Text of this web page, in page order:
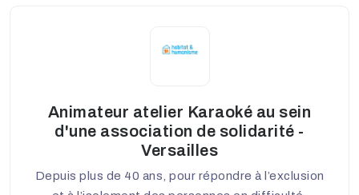
Animateur atelier Karaoké au sein
d'une association de solidarité -
Versailles
Depuis plus de 40 ans, pour répondre à l’exclusion